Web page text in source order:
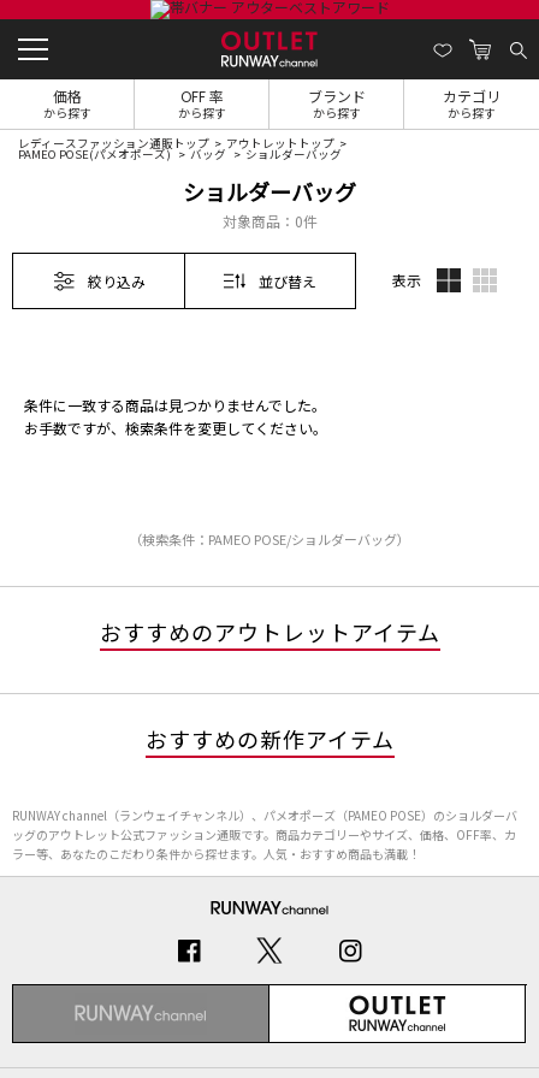
価格
から探す
OFF 率
から探す
ブランド
から探す
カテゴリ
から探す
レディースファッション通販トップ アウトレットトップ
PAMEO POSE(パメオポーズ) バッグ ショルダーバッグ
ショルダーバッグ
対象商品： 0件
絞り込み 並び替え 表示
条件に一致する商品は見つかりませんでした。
お手数ですが、検索条件を変更してください。
（検索条件：PAMEO POSE/ショルダーバッグ）
おすすめのアウトレットアイテム
おすすめの新作アイテム
RUNWAY channel（ランウェイチャンネル）、パメオポーズ（PAMEO POSE）のショルダーバ
ッグのアウトレット公式ファッション通販です。商品カテゴリーやサイズ、価格、OFF率、カ
ラー等、あなたのこだわり条件から探せます。人気・おすすめ商品も満載！